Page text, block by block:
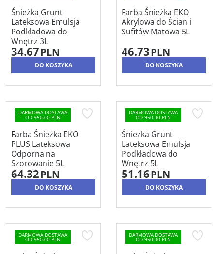
Śnieżka Grunt
Lateksowa Emulsja
Podkładowa do
Wnętrz 3L
34.67PLN
DO KOSZYKA
Farba Śnieżka EKO
Akrylowa do Ścian i
Sufitów Matowa 5L
46.73PLN
DO KOSZYKA
DARMOWA DOSTAWA
OD 950.00 PLN
Farba Śnieżka EKO
PLUS Lateksowa
Odporna na
Szorowanie 5L
64.32PLN
DO KOSZYKA
DARMOWA DOSTAWA
OD 950.00 PLN
Śnieżka Grunt
Lateksowa Emulsja
Podkładowa do
Wnętrz 5L
51.16PLN
DO KOSZYKA
DARMOWA DOSTAWA
OD 950.00 PLN
DARMOWA DOSTAWA
OD 950.00 PLN